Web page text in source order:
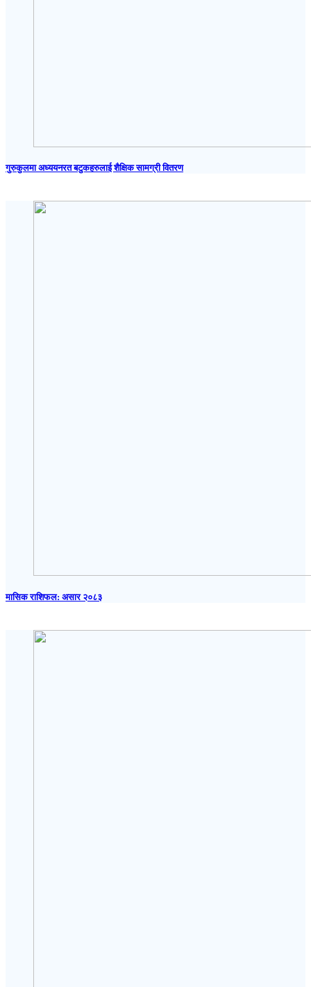
गुरुकुलमा अध्ययनरत बटुकहरुलाई शैक्षिक सामग्री वितरण
मासिक राशिफल: असार २०८३